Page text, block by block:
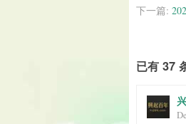
下一篇:
已有 37